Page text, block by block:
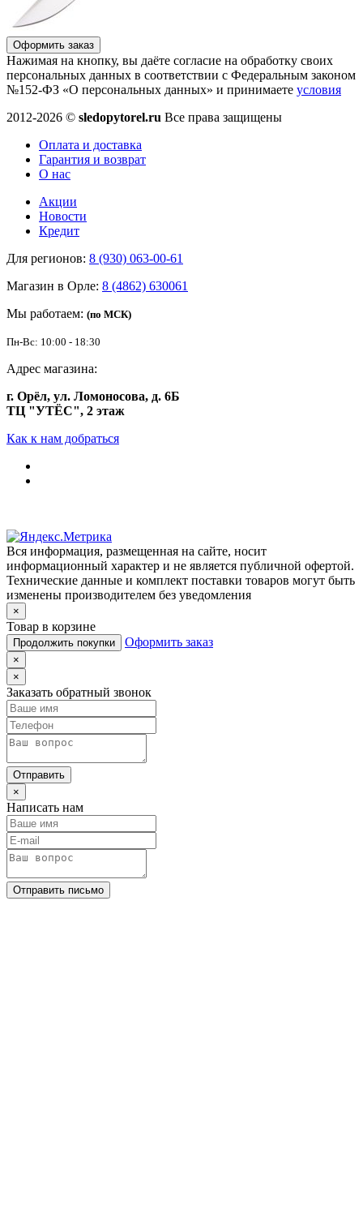
Оформить заказ
Нажимая на кнопку, вы даёте согласие на обработку своих
персональных данных в соответствии с Федеральным законом
№152-ФЗ «О персональных данных» и принимаете условия
2012-2026 © sledopytorel.ru Все права защищены
Оплата и доставка
Гарантия и возврат
О нас
Акции
Новости
Кредит
Для регионов: 8 (930) 063-00-61
Магазин в Орле: 8 (4862) 630061
Мы работаем: (по МСК)
Пн-Вс: 10:00 - 18:30
Адрес магазина:
г. Орёл, ул. Ломоносова, д. 6Б
ТЦ "УТЁС", 2 этаж
Как к нам добраться
Вся информация, размещенная на сайте, носит
информационный характер и не является публичной офертой.
Технические данные и комплект поставки товаров могут быть
изменены производителем без уведомления
×
Товар в корзине
Продолжить покупки Оформить заказ
×
×
Заказать обратный звонок
Отправить
×
Написать нам
Отправить письмо